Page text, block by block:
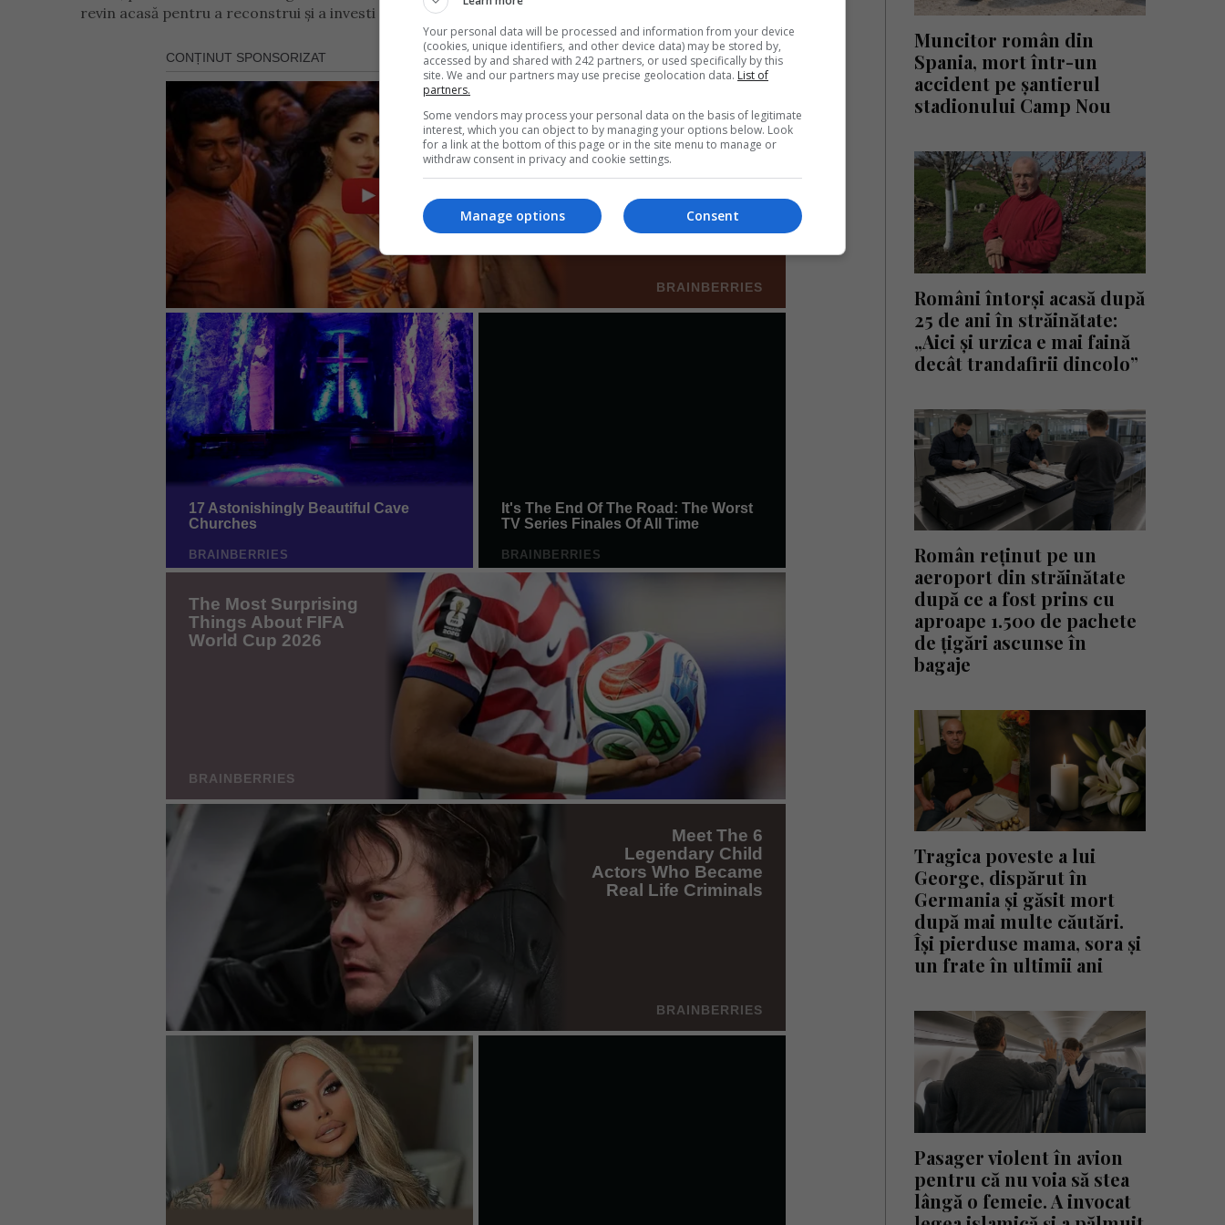
revin acasă pentru a reconstrui și a investi în viitorul țării.
Muncitor român din
Spania, mort într-un
accident pe șantierul
stadionului Camp Nou
Români întorși acasă după
25 de ani în străinătate:
„Aici și urzica e mai faină
decât trandafirii dincolo”
Român reținut pe un
aeroport din străinătate
după ce a fost prins cu
aproape 1.500 de pachete
de țigări ascunse în
bagaje
Tragica poveste a lui
George, dispărut în
Germania și găsit mort
după mai multe căutări.
Își pierduse mama, sora și
un frate în ultimii ani
Pasager violent în avion
pentru că nu voia să stea
lângă o femeie. A invocat
Your personal data will be processed and information from your device
(cookies, unique identifiers, and other device data) may be stored by,
accessed by and shared with 242 partners, or used specifically by this
site. We and our partners may use precise geolocation data. List of
partners.
Some vendors may process your personal data on the basis of legitimate
interest, which you can object to by managing your options below. Look
for a link at the bottom of this page or in the site menu to manage or
withdraw consent in privacy and cookie settings.
Consent
Manage options